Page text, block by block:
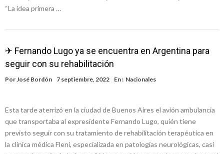
“La idea primera …
✈ Fernando Lugo ya se encuentra en Argentina para
seguir con su rehabilitación
PorJosé Bordón 7 septiembre, 2022 En : Nacionales
Esta tarde aterrizó en la ciudad de Buenos Aires el avión ambulancia
que transportaba al expresidente Fernando Lugo, quién tiene
previsto seguir con su tratamiento de rehabilitación terapéutica en
la clínica médica Fleni, especializada en patologías neurológicas, casi